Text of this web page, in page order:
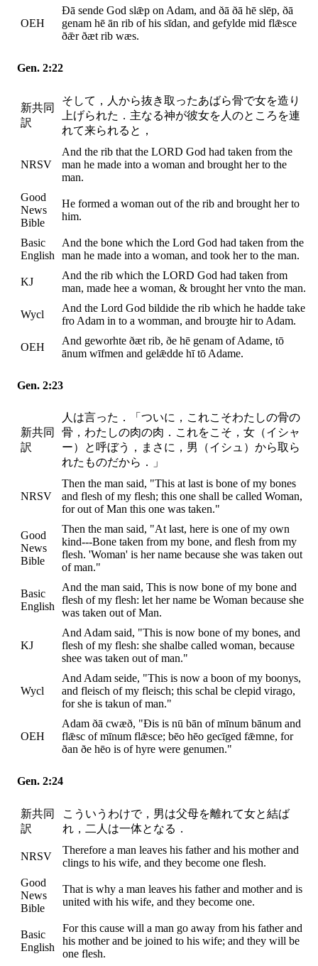
OEH
Ðā sende God slǣp on Adam, and ðā ðā hē slēp, ðā
genam hē ān rib of his sīdan, and gefylde mid flǣsce
ðǣr ðæt rib wæs.
Gen. 2:22
新共同
訳
そして，人から抜き取ったあばら骨で女を造り
上げられた．主なる神が彼女を人のところを連
れて来られると，
NRSV
And the rib that the LORD God had taken from the
man he made into a woman and brought her to the
man.
Good
News
Bible
He formed a woman out of the rib and brought her to
him.
Basic
English
And the bone which the Lord God had taken from the
man he made into a woman, and took her to the man.
KJ
And the rib which the LORD God had taken from
man, made hee a woman, & brought her vnto the man.
Wycl
And the Lord God bildide the rib which he hadde take
fro Adam in to a womman, and brouȝte hir to Adam.
OEH
And geworhte ðæt rib, ðe hē genam of Adame, tō
ānum wīfmen and gelǣdde hī tō Adame.
Gen. 2:23
新共同
訳
人は言った．「ついに，これこそわたしの骨の
骨，わたしの肉の肉．これをこそ，女（イシャ
ー）と呼ぼう，まさに，男（イシュ）から取ら
れたものだから．」
NRSV
Then the man said, "This at last is bone of my bones
and flesh of my flesh; this one shall be called Woman,
for out of Man this one was taken."
Good
News
Bible
Then the man said, "At last, here is one of my own
kind---Bone taken from my bone, and flesh from my
flesh. 'Woman' is her name because she was taken out
of man."
Basic
English
And the man said, This is now bone of my bone and
flesh of my flesh: let her name be Woman because she
was taken out of Man.
KJ
And Adam said, "This is now bone of my bones, and
flesh of my flesh: she shalbe called woman, because
shee was taken out of man."
Wycl
And Adam seide, "This is now a boon of my boonys,
and fleisch of my fleisch; this schal be clepid virago,
for she is takun of man."
OEH
Adam ðā cwæð, "Ðis is nū bān of mīnum bānum and
flǣsc of mīnum flǣsce; bēo hēo gecīged fǣmne, for
ðan ðe hēo is of hyre were genumen."
Gen. 2:24
新共同
訳
こういうわけで，男は父母を離れて女と結ば
れ，二人は一体となる．
NRSV
Therefore a man leaves his father and his mother and
clings to his wife, and they become one flesh.
Good
News
Bible
That is why a man leaves his father and mother and is
united with his wife, and they become one.
Basic
English
For this cause will a man go away from his father and
his mother and be joined to his wife; and they will be
one flesh.